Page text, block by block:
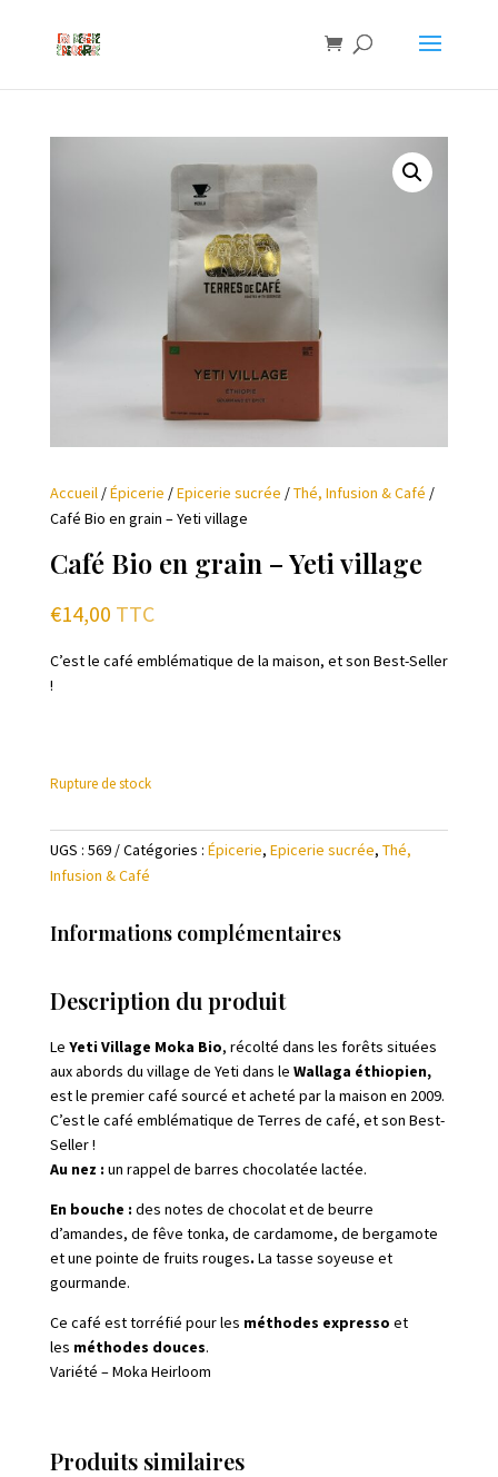
Accueil/Épicerie /Epicerie sucrée /Thé, Infusion & Café /
Café Bio en grain – Yeti village
Café Bio en grain – Yeti village
€14,00 TTC
C’est le café emblématique de la maison, et son Best-Seller
!
Rupture de stock
UGS : 569 Catégories : Épicerie, Epicerie sucrée, Thé,
Infusion & Café
Informations complémentaires
Description du produit
Le Yeti Village Moka Bio, récolté dans les forêts situées
aux abords du village de Yeti dans le Wallaga éthiopien,
est le premier café sourcé et acheté par la maison en 2009.
C’est le café emblématique de Terres de café, et son Best-
Seller !
Au nez : un rappel de barres chocolatée lactée.
En bouche : des notes de chocolat et de beurre
d’amandes, de fêve tonka, de cardamome, de bergamote
et une pointe de fruits rouges. La tasse soyeuse et
gourmande.
Ce café est torréfié pour les méthodes expresso et
les méthodes douces.
Variété – Moka Heirloom
Produits similaires